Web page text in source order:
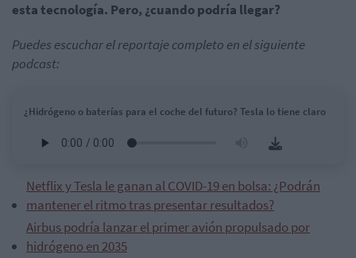
esta tecnología. Pero, ¿cuando podría llegar?
Puedes escuchar el reportaje completo en el siguiente
podcast:
¿Hidrógeno o baterías para el coche del futuro? Tesla lo tiene claro
Netflix y Tesla le ganan al COVID-19 en bolsa: ¿Podrán
mantener el ritmo tras presentar resultados?
Airbus podría lanzar el primer avión propulsado por
hidrógeno en 2035